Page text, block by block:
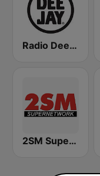
Radio Deejay
2SM Super Radio